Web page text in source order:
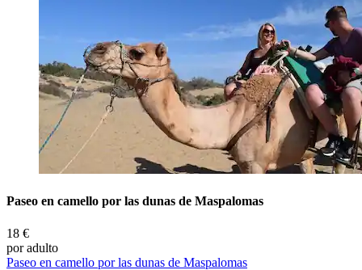
Paseo en camello por las dunas de Maspalomas
18 €
por adulto
Paseo en camello por las dunas de Maspalomas